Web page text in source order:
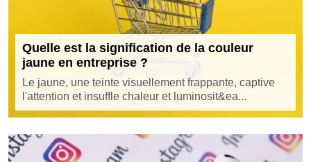
Quelle est la signification de la couleur
jaune en entreprise ?
Le jaune, une teinte visuellement frappante, captive
l'attention et insuffle chaleur et luminosit&ea...